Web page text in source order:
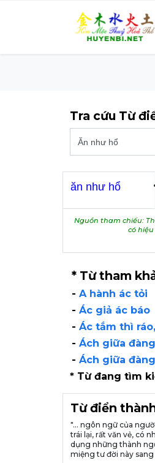
Tra cứu Từ
ăn như hổ
Nguồn tham chiếu:
có
* Từ tham
- A hành ác tỏi
- Ác giả ác báo
- Ác tắm thì
- Ách giữa
- Ách giữa
* Từ đang tìm
Từ điển
"... ngôn ngữ của
trái lại, rất văn vẻ, có
dụng những thành
miệng tư đời này sang